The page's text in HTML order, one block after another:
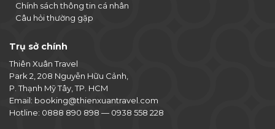
Chính sách thông tin cá nhân
Câu hỏi thường gặp
Trụ sở chính
Thiên Xuân Travel
Park 2, 208 Nguyễn Hữu Cảnh,
P. Thạnh Mỹ Tây, TP. HCM
Email: booking@thienxuantravel.com
Hotline: 0888 890 898 — 0938 558 228